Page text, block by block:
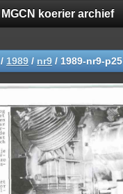
MGCN koerier archief
/ 1989 / nr9 / 1989-nr9-p25